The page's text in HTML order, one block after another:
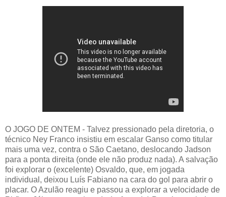
O JOGO DE ONTEM - Talvez pressionado pela diretoria, o
técnico Ney Franco insistiu em escalar Ganso como titular
mais uma vez, contra o São Caetano, deslocando Jadson
para a ponta direita (onde ele não produz nada). A salvação
foi explorar o (excelente) Osvaldo, que, em jogada
individual, deixou Luís Fabiano na cara do gol para abrir o
placar. O Azulão reagiu e passou a explorar a velocidade de